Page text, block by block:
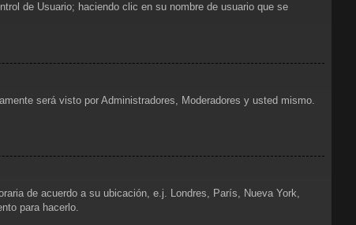
de Usuario; haciendo clic en su nombre de usuario que se
será visto por Administradores, Moderadores y usted mismo.
de acuerdo a su ubicación, e.j. Londres, París, Nueva York,
para hacerlo.